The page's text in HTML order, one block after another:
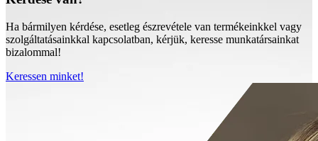
Ha bármilyen kérdése, esetleg észrevétele van termékeinkkel vagy
szolgáltatásainkkal kapcsolatban, kérjük, keresse munkatársainkat
bizalommal!
Keressen minket!